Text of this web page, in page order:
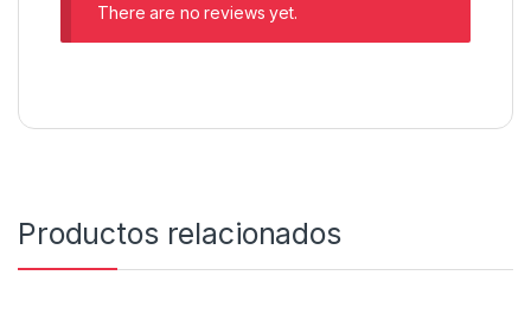
There are no reviews yet.
Productos relacionados